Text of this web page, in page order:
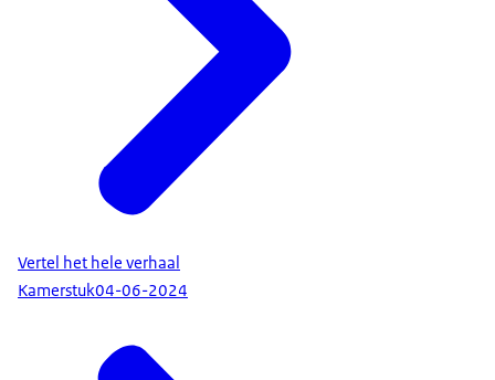
Vertel het hele verhaal
Kamerstuk04-06-2024